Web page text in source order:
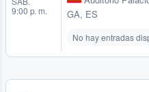
9:00 p. m.
GA, ES
No hay entradas